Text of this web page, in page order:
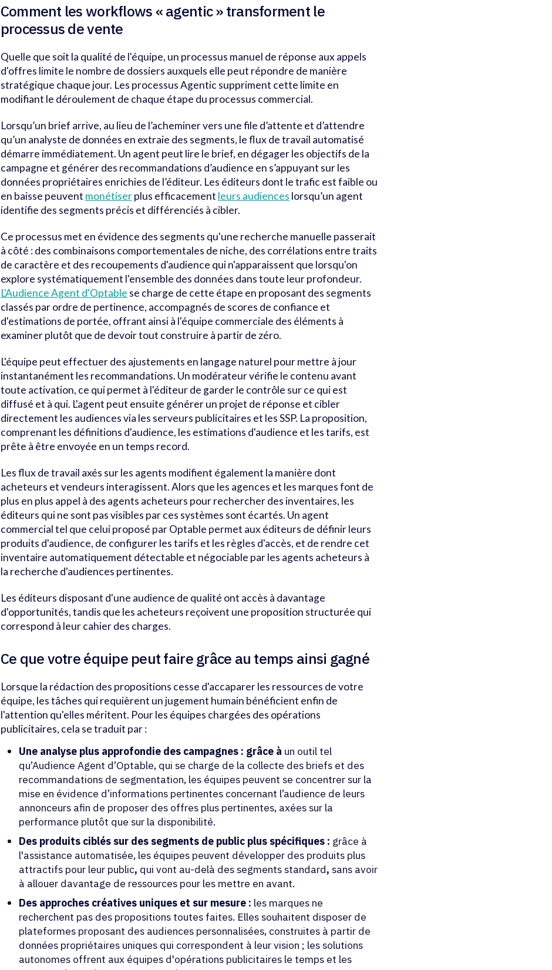
Comment les workflows « agentic » transforment le
processus de vente
Quelle que soit la qualité de l'équipe, un processus manuel de réponse aux appels
d'offres limite le nombre de dossiers auxquels elle peut répondre de manière
stratégique chaque jour. Les processus Agentic suppriment cette limite en
modifiant le déroulement de chaque étape du processus commercial.
Lorsqu’un brief arrive, au lieu de l’acheminer vers une file d’attente et d’attendre
qu’un analyste de données en extraie des segments, le flux de travail automatisé
démarre immédiatement. Un agent peut lire le brief, en dégager les objectifs de la
campagne et générer des recommandations d’audience en s’appuyant sur les
données propriétaires enrichies de l’éditeur. Les éditeurs dont le trafic est faible ou
en baisse peuvent monétiserplus efficacement leurs audiences lorsqu’un agent
identifie des segments précis et différenciés à cibler.
Ce processus met en évidence des segments qu'une recherche manuelle passerait
à côté : des combinaisons comportementales de niche, des corrélations entre traits
de caractère et des recoupements d'audience qui n'apparaissent que lorsqu'on
explore systématiquement l'ensemble des données dans toute leur profondeur.
L'Audience Agent d'Optable se charge de cette étape en proposant des segments
classés par ordre de pertinence, accompagnés de scores de confiance et
d'estimations de portée, offrant ainsi à l'équipe commerciale des éléments à
examiner plutôt que de devoir tout construire à partir de zéro.
L'équipe peut effectuer des ajustements en langage naturel pour mettre à jour
instantanément les recommandations. Un modérateur vérifie le contenu avant
toute activation, ce qui permet à l'éditeur de garder le contrôle sur ce qui est
diffusé et à qui. L'agent peut ensuite générer un projet de réponse et cibler
directement les audiences via les serveurs publicitaires et les SSP. La proposition,
comprenant les définitions d'audience, les estimations d'audience et les tarifs, est
prête à être envoyée en un temps record.
Les flux de travail axés sur les agents modifient également la manière dont
acheteurs et vendeurs interagissent. Alors que les agences et les marques font de
plus en plus appel à des agents acheteurs pour rechercher des inventaires, les
éditeurs qui ne sont pas visibles par ces systèmes sont écartés. Un agent
commercial tel que celui proposé par Optable permet aux éditeurs de définir leurs
produits d'audience, de configurer les tarifs et les règles d'accès, et de rendre cet
inventaire automatiquement détectable et négociable par les agents acheteurs à
la recherche d'audiences pertinentes.
Les éditeurs disposant d'une audience de qualité ont accès à davantage
d'opportunités, tandis que les acheteurs reçoivent une proposition structurée qui
correspond à leur cahier des charges.
Ce que votre équipe peut faire grâce au temps ainsi gagné
Lorsque la rédaction des propositions cesse d'accaparer les ressources de votre
équipe, les tâches qui requièrent un jugement humain bénéficient enfin de
l'attention qu'elles méritent. Pour les équipes chargées des opérations
publicitaires, cela se traduit par :
Une analyse plus approfondie des campagnes : grâce à un outil tel
qu’Audience Agent d’Optable, qui se charge de la collecte des briefs et des
recommandations de segmentation, les équipes peuvent se concentrer sur la
mise en évidence d’informations pertinentes concernant l’audience de leurs
annonceurs afin de proposer des offres plus pertinentes, axées sur la
performance plutôt que sur la disponibilité.
Des produits ciblés sur des segments de public plus spécifiques : grâce à
l'assistance automatisée, les équipes peuvent développer des produits plus
attractifs pour leur public, qui vont au-delà des segments standard, sans avoir
à allouer davantage de ressources pour les mettre en avant.
Des approches créatives uniques et sur mesure : les marques ne
recherchent pas des propositions toutes faites. Elles souhaitent disposer de
plateformes proposant des audiences personnalisées, construites à partir de
données propriétaires uniques qui correspondent à leur vision ; les solutions
autonomes offrent aux équipes d'opérations publicitaires le temps et les